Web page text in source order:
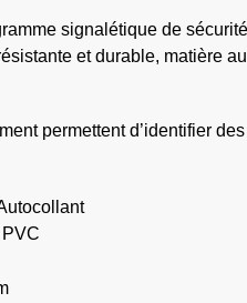
signalétique de
et durable, matière
permettent d’identifier